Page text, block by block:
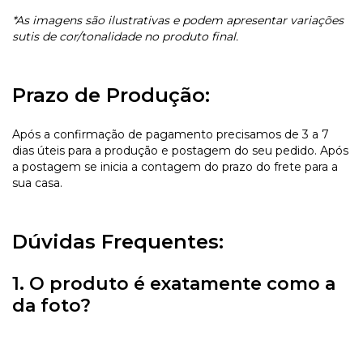
*As imagens são ilustrativas e podem apresentar variações
sutis de cor/tonalidade no produto final.
Prazo de Produção:
Após a confirmação de pagamento precisamos de 3 a 7
dias úteis para a produção e postagem do seu pedido. Após
a postagem se inicia a contagem do prazo do frete para a
sua casa.
Dúvidas Frequentes:
1. O produto é exatamente como a
da foto?